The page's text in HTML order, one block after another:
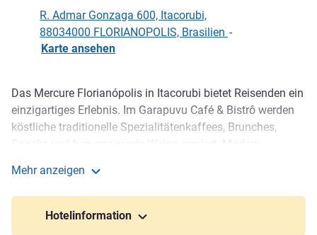
R. Admar Gonzaga 600, Itacorubi,
88034000 FLORIANOPOLIS, Brasilien -
Karte ansehen
Beschreibung
Das Mercure Florianópolis in Itacorubi bietet Reisenden ein
einzigartiges Erlebnis. Im Garapuvu Café & Bistrô werden
köstliche traditionelle Spezialitätenkaffees, Brunches,
Zimmer mit Klimaanlage und kostenlosem WLAN. *Einige
Etagen werden derzeit renoviert, um die Qualität weiter zu
verbessern.
Mehr anzeigen
Hotelinformation